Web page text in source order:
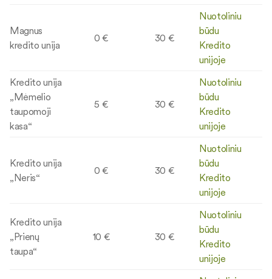
Magnus
kredito unija
0 € 30 €
Nuotoliniu
būdu
Kredito
unijoje
Kredito unija
„Mėmelio
taupomoji
kasa“
5 € 30 €
Nuotoliniu
būdu
Kredito
unijoje
Kredito unija
„Neris“
0 € 30 €
Nuotoliniu
būdu
Kredito
unijoje
Kredito unija
„Prienų
taupa“
10 € 30 €
Nuotoliniu
būdu
Kredito
unijoje